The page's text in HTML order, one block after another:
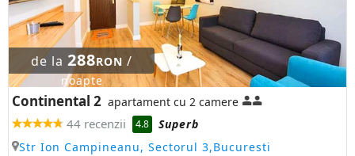
de la 288RON /
noapte
Continental 2 apartament cu 2 camere
44 recenzii 4.8
Superb
Str Ion Campineanu, Sectorul 3,Bucuresti